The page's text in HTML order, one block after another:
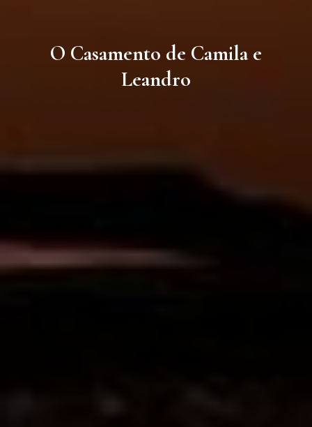
O Casamento de Camila e
Leandro